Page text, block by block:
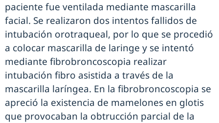
paciente fue ventilada mediante mascarilla
facial. Se realizaron dos intentos fallidos de
intubación orotraqueal, por lo que se procedió
a colocar mascarilla de laringe y se intentó
mediante fibrobroncoscopia realizar
intubación fibro asistida a través de la
mascarilla laríngea. En la fibrobroncoscopia se
apreció la existencia de mamelones en glotis
que provocaban la obtrucción parcial de la